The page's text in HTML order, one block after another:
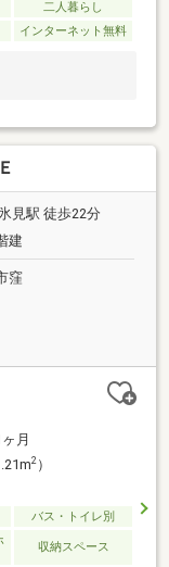
二人暮らし
インターネット無料
見駅 徒歩22分
建
窪
ヶ月
2）
バス・トイレ別
収納スペース